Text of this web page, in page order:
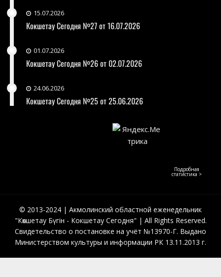
15.07.2026
Кокшетау Сегодня №27 от 16.07.2026
01.07.2026
Кокшетау Сегодня №26 от 02.07.2026
24.06.2026
Кокшетау Сегодня №25 от 25.06.2026
Подробная
статистика >
© 2013-2024 | Акмолинский областной еженедельник
"Көкшетау Бүгін - Кокшетау Сегодня" | All Rights Reserved.
Свидетельство о постановке на учёт №13970-Г. Выдано
Министерством культуры и информации РК 13.11.2013 г.